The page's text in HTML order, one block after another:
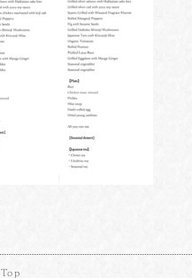
Top